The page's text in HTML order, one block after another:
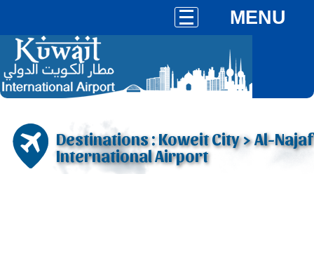
MENU
Destinations : Koweit City > Al-Najaf
International Airport